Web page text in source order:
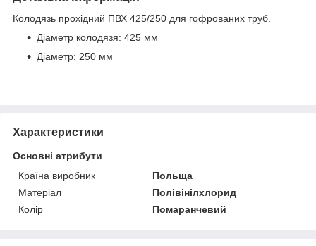
Колодязь прохідний ПВХ 425/250 для гофрованих труб.
Діаметр колодязя: 425 мм
Діаметр: 250 мм
Характеристики
Основні атрибути
Країна виробник
Польща
Матеріал
Полівінілхлорид
Колір
Помаранчевий